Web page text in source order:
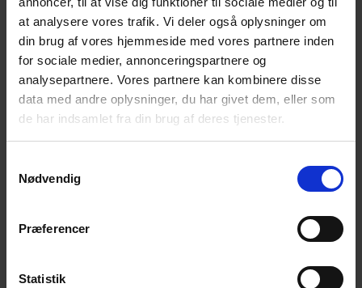
at analysere vores trafik. Vi deler også oplysninger om
din brug af vores hjemmeside med vores partnere inden
for sociale medier, annonceringspartnere og
analysepartnere. Vores partnere kan kombinere disse
data med andre oplysninger, du har givet dem, eller som
de har indsamlet fra din brug af deres tjenester.
Nødvendig
Præferencer
Statistik
med andre i en lignende situation som dig.
Du får mulighed for et varmt, uformelt samvær i
et fællesskab, hvor selvmord ikke er tabu.
Du er altid velkommen til at tage en ven med, hvis
du har behov for det.
Kontaktperson:
Tilføj til kalender